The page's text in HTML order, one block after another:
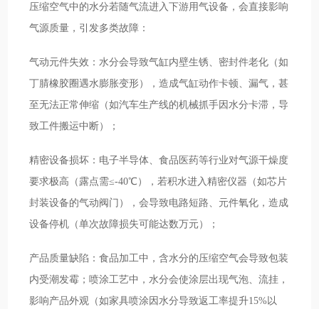
压缩空气中的水分若随气流进入下游用气设备，会直接影响
气源质量，引发多类故障：
气动元件失效：水分会导致气缸内壁生锈、密封件老化（如
丁腈橡胶圈遇水膨胀变形），造成气缸动作卡顿、漏气，甚
至无法正常伸缩（如汽车生产线的机械抓手因水分卡滞，导
致工件搬运中断）；
精密设备损坏：电子半导体、食品医药等行业对气源干燥度
要求极高（露点需≤-40℃），若积水进入精密仪器（如芯片
封装设备的气动阀门），会导致电路短路、元件氧化，造成
设备停机（单次故障损失可能达数万元）；
产品质量缺陷：食品加工中，含水分的压缩空气会导致包装
内受潮发霉；喷涂工艺中，水分会使涂层出现气泡、流挂，
影响产品外观（如家具喷涂因水分导致返工率提升15%以